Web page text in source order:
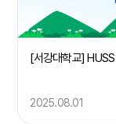
2025.08.01